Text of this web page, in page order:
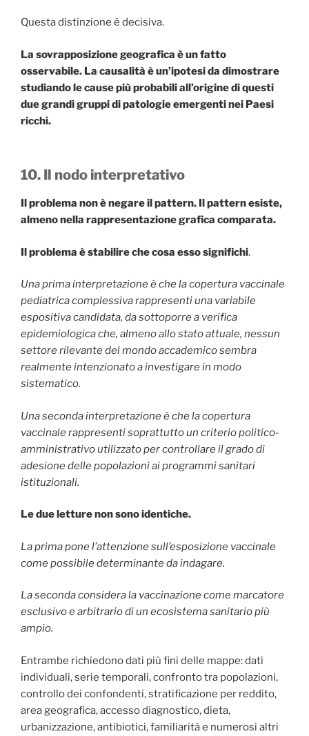
Questa distinzione è decisiva.
La sovrapposizione geografica è un fatto
osservabile. La causalità è un’ipotesi da dimostrare
studiando le cause più probabili all’origine di questi
due grandi gruppi di patologie emergenti nei Paesi
ricchi.
10. Il nodo interpretativo
Il problema non è negare il pattern. Il pattern esiste,
almeno nella rappresentazione grafica comparata.
Il problema è stabilire che cosa esso significhi.
Una prima interpretazione è che la copertura vaccinale
pediatrica complessiva rappresenti una variabile
espositiva candidata, da sottoporre a verifica
epidemiologica che, almeno allo stato attuale, nessun
settore rilevante del mondo accademico sembra
realmente intenzionato a investigare in modo
sistematico.
Una seconda interpretazione è che la copertura
vaccinale rappresenti soprattutto un criterio politico-
amministrativo utilizzato per controllare il grado di
adesione delle popolazioni ai programmi sanitari
istituzionali.
Le due letture non sono identiche.
La prima pone l’attenzione sull’esposizione vaccinale
come possibile determinante da indagare.
La seconda considera la vaccinazione come marcatore
esclusivo e arbitrario di un ecosistema sanitario più
ampio.
Entrambe richiedono dati più fini delle mappe: dati
individuali, serie temporali, confronto tra popolazioni,
controllo dei confondenti, stratificazione per reddito,
area geografica, accesso diagnostico, dieta,
urbanizzazione, antibiotici, familiarità e numerosi altri